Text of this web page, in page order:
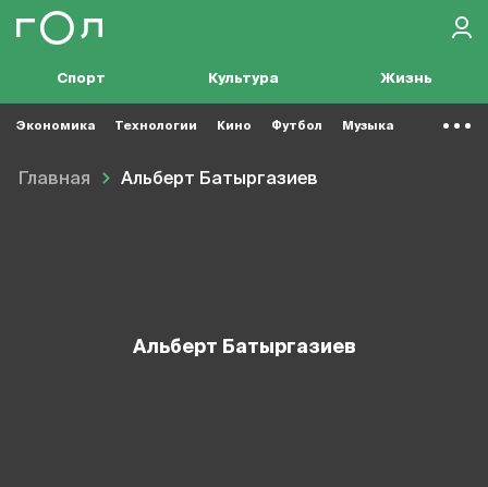
Спорт Культура Жизнь
Экономика Технологии Кино Футбол Музыка
Главная Альберт Батыргазиев
Альберт Батыргазиев